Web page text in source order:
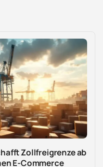
Zollfreigrenze ab
E-Commerce